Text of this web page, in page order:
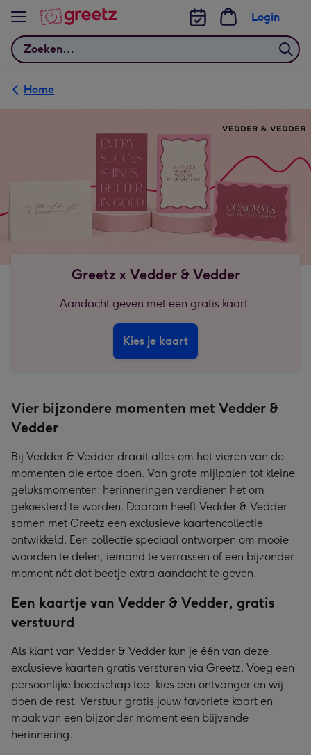
Bekijk meer
Zoeken
Login
Home
Greetz x Vedder & Vedder
Aandacht geven met een gratis kaart.
Kies je kaart
Vier bijzondere momenten met Vedder &
Vedder
Bij Vedder & Vedder draait alles om het vieren van de
momenten die ertoe doen. Van grote mijlpalen tot kleine
geluksmomenten: herinneringen verdienen het om
gekoesterd te worden. Daarom heeft Vedder & Vedder
samen met Greetz een exclusieve kaartencollectie
ontwikkeld. Een collectie speciaal ontworpen om mooie
woorden te delen, iemand te verrassen of een bijzonder
moment nét dat beetje extra aandacht te geven.
Een kaartje van Vedder & Vedder, gratis
verstuurd
Als klant van Vedder & Vedder kun je één van deze
exclusieve kaarten gratis versturen via Greetz. Voeg een
persoonlijke boodschap toe, kies een ontvanger en wij
doen de rest. Verstuur gratis jouw favoriete kaart en
maak van een bijzonder moment een blijvende
herinnering.